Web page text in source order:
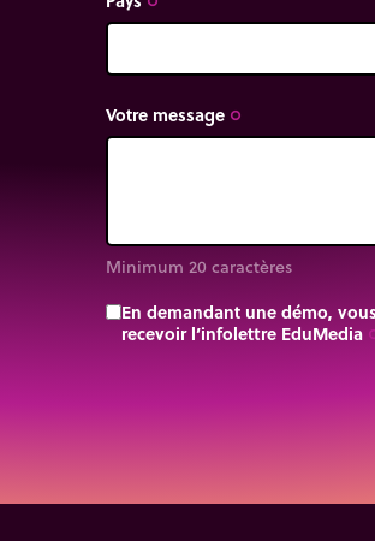
Votre message trip_origin
Minimum 20 caractères
En demandant une démo,
recevoir l’infolettre EduMedia